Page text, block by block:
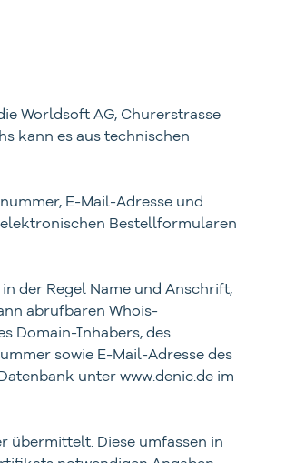
Worldsoft AG, Churerstrasse
kann es aus technischen
E-Mail-Adresse und
Bestellformularen
der Regel Name und Anschrift,
abrufbaren Whois-
Domain-Inhabers, des
sowie E-Mail-Adresse des
unter www.denic.de im
übermittelt. Diese umfassen in